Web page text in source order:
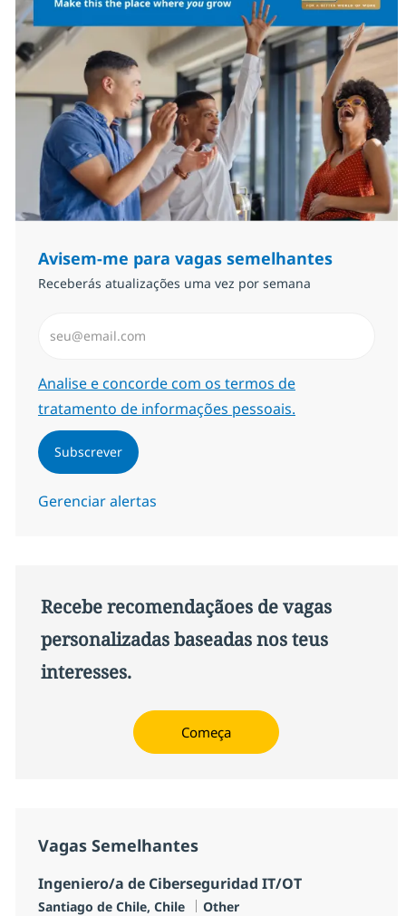
Avisem-me para vagas semelhantes
Receberás atualizações uma vez por semana
Required
Analise e concorde com os termos de
tratamento de informações pessoais.
Subscrever
Gerenciar alertas
Recebe recomendaçãoes de vagas
personalizadas baseadas nos teus
interesses.
Começa
Vagas Semelhantes
Ingeniero/a de Ciberseguridad IT/OT
Localização
Santiago de Chile, Chile Categoria
Other